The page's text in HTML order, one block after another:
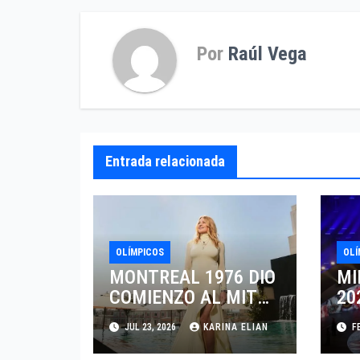
Por Raúl Vega
Entrada relacionada
OLÍMPICOS
MONTREAL 1976 DIO
COMIENZO AL MITO
DE LA LEGENDARIA
NADIA COMANECI
JUL 23, 2026 KARINA ELIAN